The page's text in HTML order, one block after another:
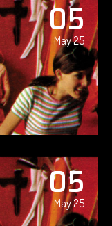
05
May 25
05
May 25